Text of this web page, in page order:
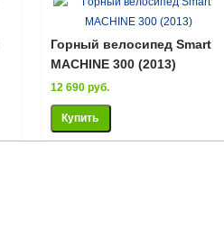
Горный велосипед Smart
MACHINE 300 (2013)
12 690 руб.